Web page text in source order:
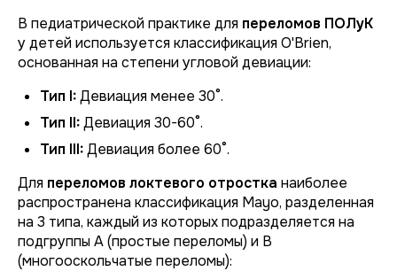
В педиатрической практике для переломов ПОЛуК
у детей используется классификация O'Brien,
основанная на степени угловой девиации:
Тип I:Девиация менее 30°.
Тип II:Девиация 30-60°.
Тип III:Девиация более 60°.
Для переломов локтевого отростка наиболее
распространена классификация Mayo, разделенная
на 3 типа, каждый из которых подразделяется на
подгруппы А (простые переломы) и В
(многооскольчатые переломы):